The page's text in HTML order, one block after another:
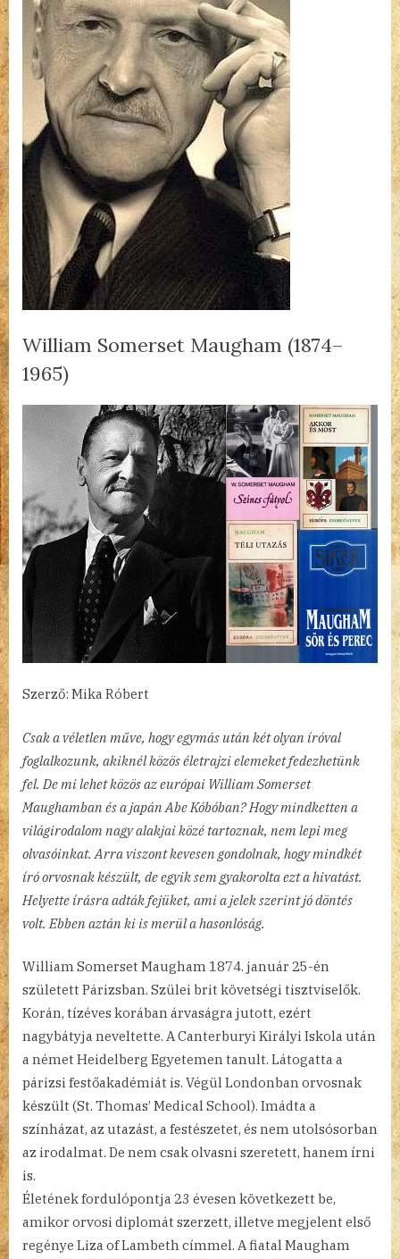
William Somerset Maugham (1874–
1965)
Posted
on
2023.01.25.
By
admin
3 hozzászólásWilliam
Somerset
Maugham
(1874–
1965)
című
bejegyzéshez
Szerző: Mika Róbert
Csak a véletlen műve, hogy egymás után két olyan íróval
foglalkozunk, akiknél közös életrajzi elemeket fedezhetünk
fel. De mi lehet közös az európai William Somerset
Maughamban és a japán Abe Kóbóban? Hogy mindketten a
világirodalom nagy alakjai közé tartoznak, nem lepi meg
olvasóinkat. Arra viszont kevesen gondolnak, hogy mindkét
író orvosnak készült, de egyik sem gyakorolta ezt a hivatást.
Helyette írásra adták fejüket, ami a jelek szerint jó döntés
volt. Ebben aztán ki is merül a hasonlóság.
William Somerset Maugham 1874. január 25-én
született Párizsban. Szülei brit követségi tisztviselők.
Korán, tízéves korában árvaságra jutott, ezért
nagybátyja neveltette. A Canterburyi Királyi Iskola után
a német Heidelberg Egyetemen tanult. Látogatta a
párizsi festőakadémiát is. Végül Londonban orvosnak
készült (St. Thomas’ Medical School). Imádta a
színházat, az utazást, a festészetet, és nem utolsósorban
az irodalmat. De nem csak olvasni szeretett, hanem írni
is.
Életének fordulópontja 23 évesen következett be,
amikor orvosi diplomát szerzett, illetve megjelent első
regénye Liza of Lambeth címmel. A fiatal Maugham